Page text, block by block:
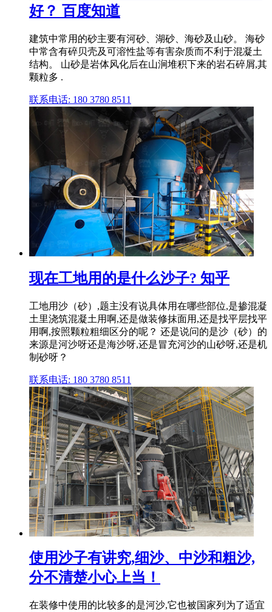
好？ 百度知道
建筑中常用的砂主要有河砂、湖砂、海砂及山砂。 海砂
中常含有碎贝壳及可溶性盐等有害杂质而不利于混凝土
结构。 山砂是岩体风化后在山涧堆积下来的岩石碎屑,其
颗粒多 .
联系电话: 180 3780 8511
现在工地用的是什么沙子? 知乎
工地用沙（砂）,题主没有说具体用在哪些部位,是掺混凝
土里浇筑混凝土用啊,还是做装修抹面用,还是找平层找平
用啊,按照颗粒粗细区分的呢？ 还是说问的是沙（砂）的
来源是河沙呀还是海沙呀,还是冒充河沙的山砂呀,还是机
制砂呀？
联系电话: 180 3780 8511
使用沙子有讲究,细沙、中沙和粗沙,
分不清楚小心上当！
在装修中使用的比较多的是河沙,它也被国家列为了适宜